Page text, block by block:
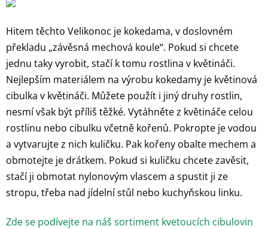
Hitem těchto Velikonoc je kokedama, v doslovném
překladu „závěsná mechová koule“. Pokud si chcete
jednu taky vyrobit, stačí k tomu rostlina v květináči.
Nejlepším materiálem na výrobu kokedamy je květinová
cibulka v květináči. Můžete použít i jiný druhy rostlin,
nesmí však být příliš těžké. Vytáhněte z květináče celou
rostlinu nebo cibulku včetně kořenů. Pokropte je vodou
a vytvarujte z nich kuličku. Pak kořeny obalte mechem a
obmotejte je drátkem. Pokud si kuličku chcete zavěsit,
stačí ji obmotat nylonovým vlascem a spustit ji ze
stropu, třeba nad jídelní stůl nebo kuchyňskou linku.
Zde se podívejte na náš sortiment kvetoucích cibulovin